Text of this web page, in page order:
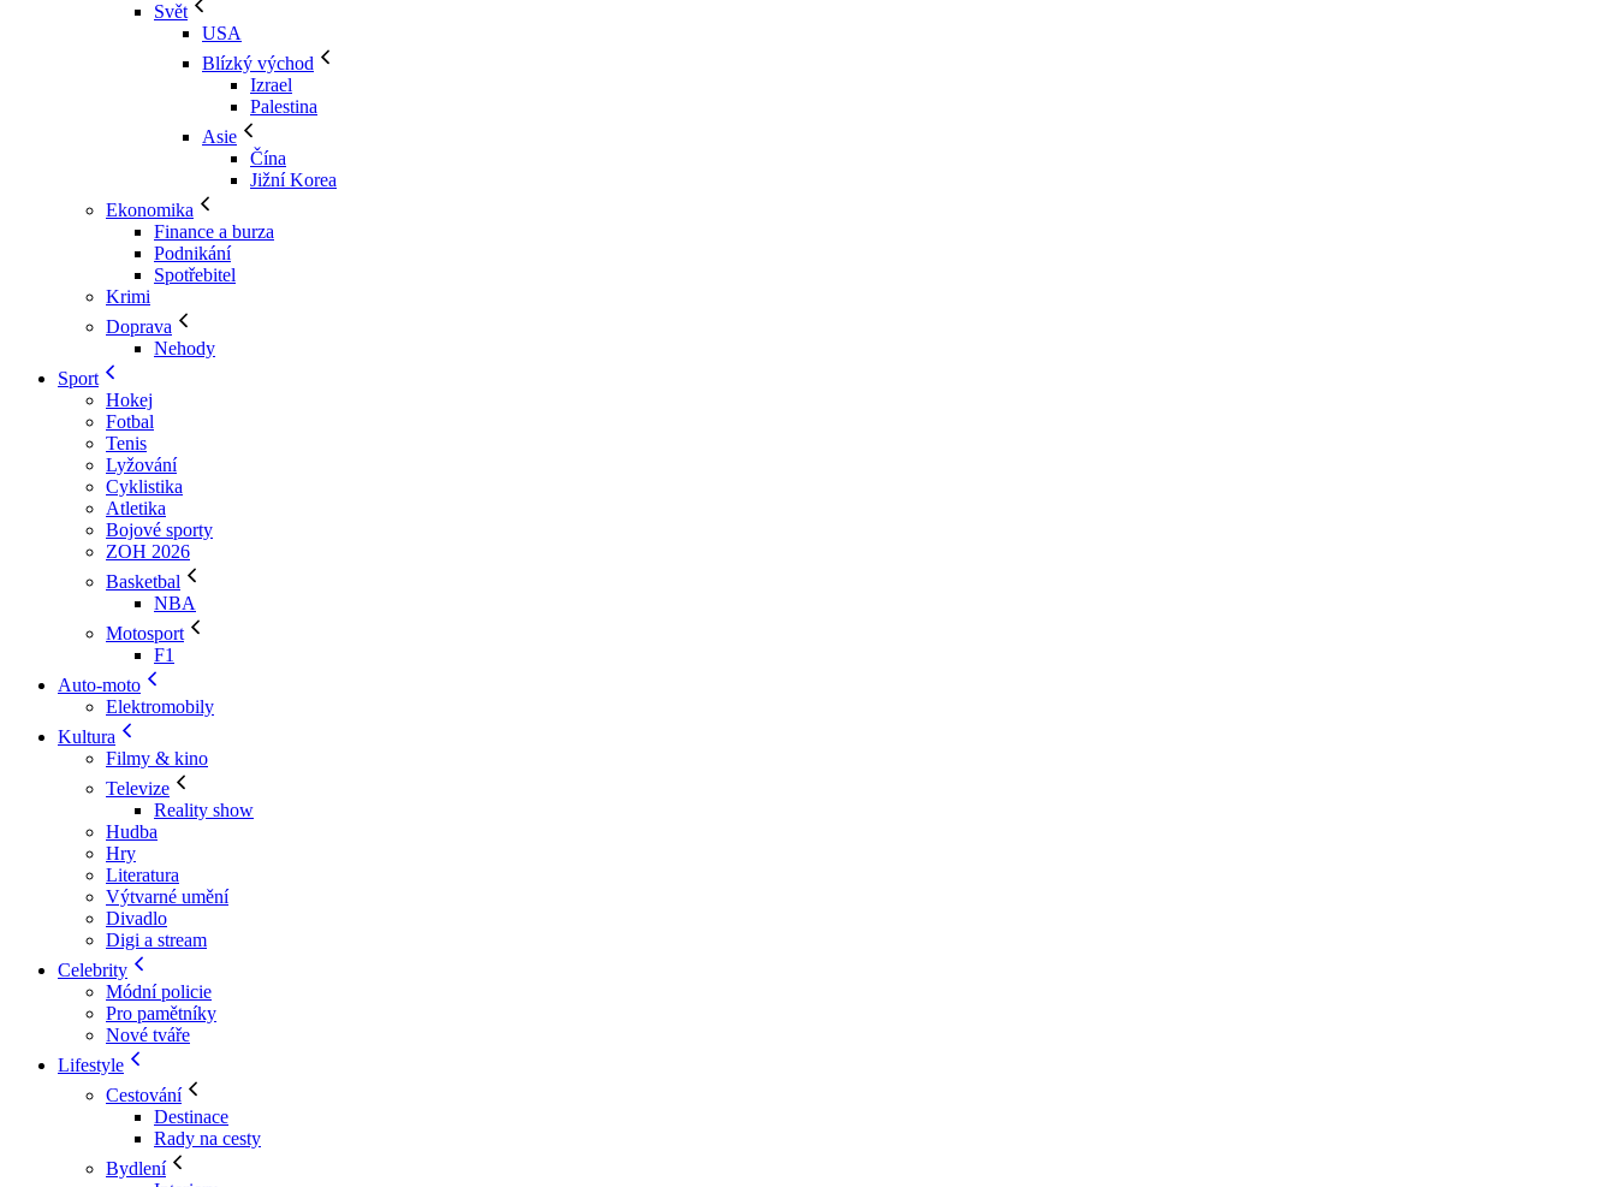
Svět
USA
Blízký východ
Izrael
Palestina
Asie
Čína
Jižní Korea
Ekonomika
Finance a burza
Podnikání
Spotřebitel
Krimi
Doprava
Nehody
Sport
Hokej
Fotbal
Tenis
Lyžování
Cyklistika
Atletika
Bojové sporty
ZOH 2026
Basketbal
NBA
Motosport
F1
Auto-moto
Elektromobily
Kultura
Filmy & kino
Televize
Reality show
Hudba
Hry
Literatura
Výtvarné umění
Divadlo
Digi a stream
Celebrity
Módní policie
Pro pamětníky
Nové tváře
Lifestyle
Cestování
Destinace
Rady na cesty
Bydlení